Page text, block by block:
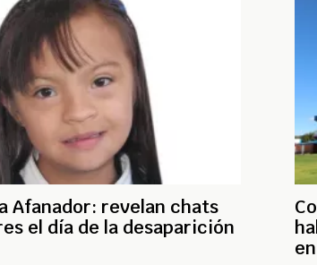
Afanador: revelan chats
el día de la desaparición